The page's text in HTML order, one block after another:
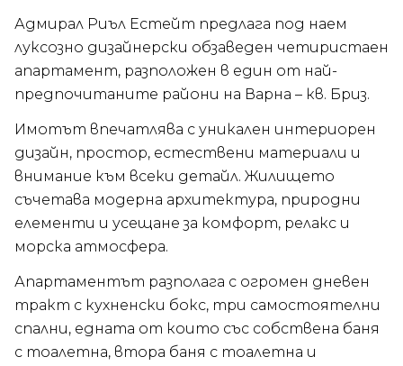
Адмирал Риъл Естейт предлага под наем
луксозно дизайнерски обзаведен четиристаен
апартамент, разположен в един от най-
предпочитаните райони на Варна – кв. Бриз.
Имотът впечатлява с уникален интериорен
дизайн, простор, естествени материали и
внимание към всеки детайл. Жилището
съчетава модерна архитектура, природни
елементи и усещане за комфорт, релакс и
морска атмосфера.
Апартаментът разполага с огромен дневен
тракт с кухненски бокс, три самостоятелни
спални, едната от които със собствена баня
с тоалетна, втора баня с тоалетна и